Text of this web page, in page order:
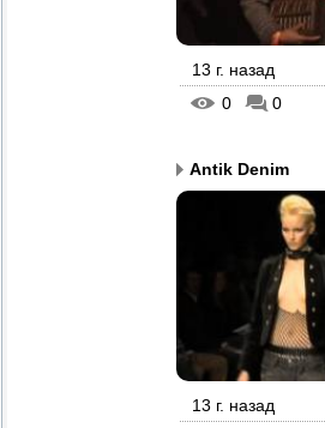
13 г. назад
0
0
Antik Denim
13 г. назад